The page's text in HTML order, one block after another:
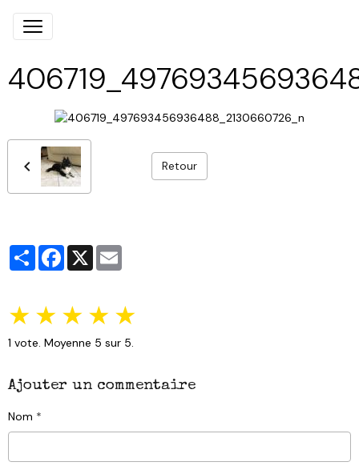
Retour
PartagerFacebook
X
★★★★★
1 vote. Moyenne 5 sur 5.
Ajouter un commentaire
Nom